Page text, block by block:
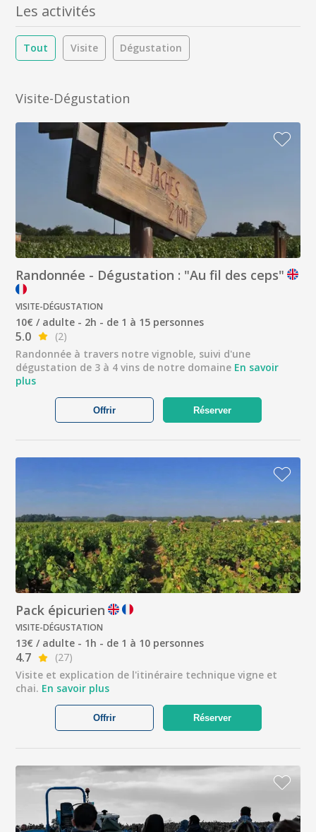
Les activités
Tout Visite Dégustation
Visite-Dégustation
Randonnée - Dégustation : "Au fil des ceps"
VISITE-DÉGUSTATION
10€ / adulte - 2h - de 1 à 15 personnes
5.0
(2)
Randonnée à travers notre vignoble, suivi d'une
dégustation de 3 à 4 vins de notre domaine En savoir
plus
Réserver
Offrir
Pack épicurien
VISITE-DÉGUSTATION
13€ / adulte - 1h - de 1 à 10 personnes
4.7
(27)
Visite et explication de l'itinéraire technique vigne et
chai. En savoir plus
Réserver
Offrir